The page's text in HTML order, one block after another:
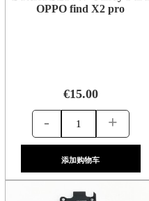
OPPO find X2 pro
€15.00
- +
添加购物车